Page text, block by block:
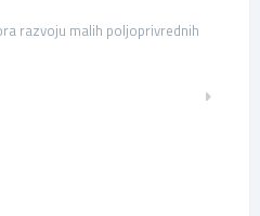
razvoju malih poljoprivrednih